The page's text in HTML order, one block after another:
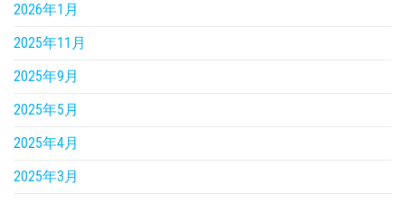
2026年1月
2025年11月
2025年9月
2025年5月
2025年4月
2025年3月